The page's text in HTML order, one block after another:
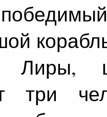
Лиры,
три